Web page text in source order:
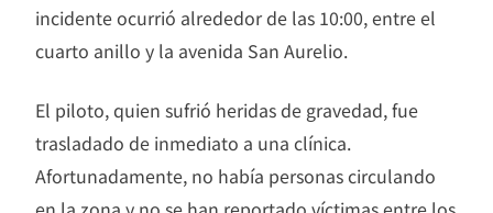
incidente ocurrió alrededor de las 10:00, entre el
cuarto anillo y la avenida San Aurelio.
El piloto, quien sufrió heridas de gravedad, fue
trasladado de inmediato a una clínica.
Afortunadamente, no había personas circulando